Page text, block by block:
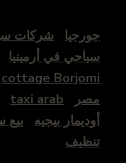
جورجيا
شركات
سياحي في أرمينيا
cottage Borjomi
مصر
taxi arab
أوديمار بيجيه
بيع
تنظيف